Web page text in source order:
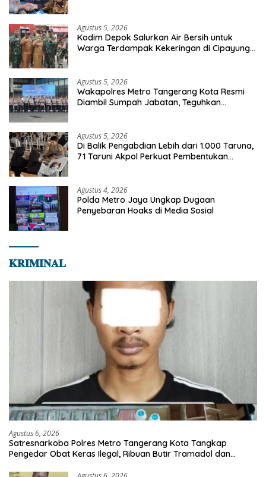
Agustus 5, 2026
Kodim Depok Salurkan Air Bersih untuk
Warga Terdampak Kekeringan di Cipayung
Agustus 5, 2026
Wakapolres Metro Tangerang Kota Resmi
Diambil Sumpah Jabatan, Teguhkan
Agustus 5, 2026
Di Balik Pengabdian Lebih dari 1.000 Taruna,
71 Taruni Akpol Perkuat Pembentukan
Agustus 4, 2026
Polda Metro Jaya Ungkap Dugaan
Penyebaran Hoaks di Media Sosial
𝐊𝐑𝐈𝐌𝐈𝐍𝐀𝐋
Agustus 6, 2026
Satresnarkoba Polres Metro Tangerang Kota Tangkap
Pengedar Obat Keras Ilegal, Ribuan Butir Tramadol dan